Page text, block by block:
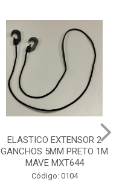
ELASTICO EXTENSOR 2
GANCHOS 5MM PRETO 1M
MAVE MXT644
Código: 0104